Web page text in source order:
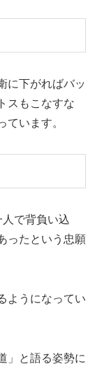
に下がればバッ
スもこなすな
ています。
で背負い込
ったという忠願
ようになってい
」と語る姿勢に